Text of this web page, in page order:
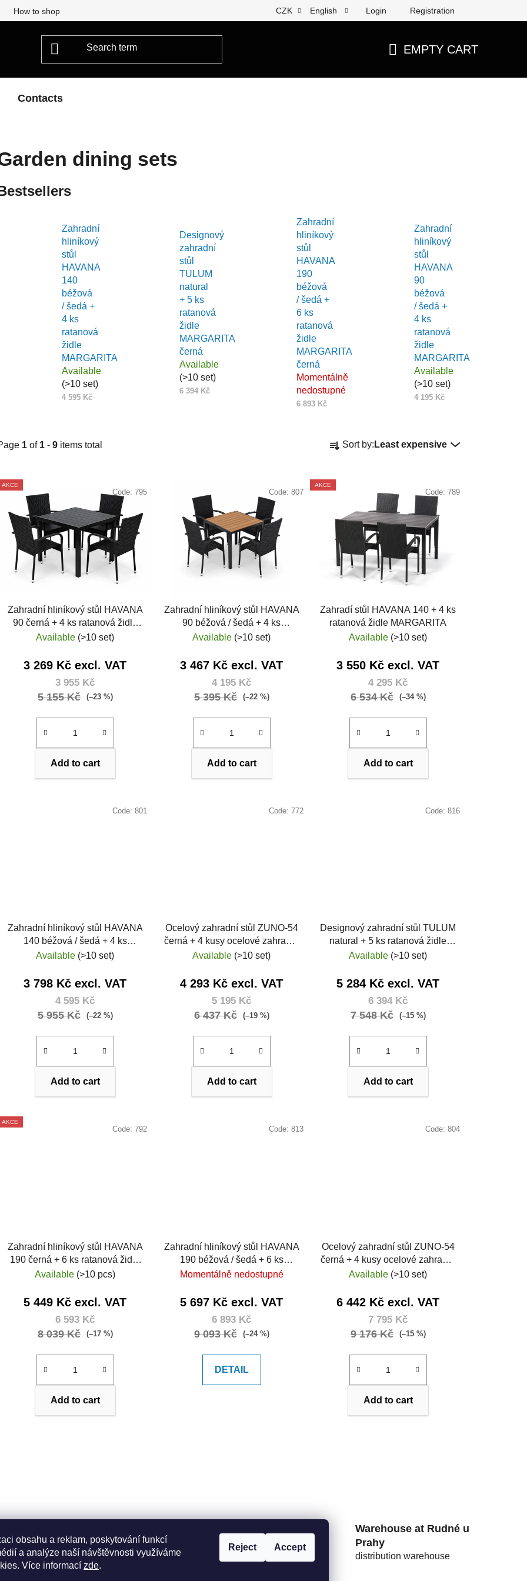
obsahu a reklam, poskytování funkcí
a analýze naší návštěvnosti využíváme
Více informací zde.
Reject Accept
How to shop CZK English Login Registration
EMPTY CART
Contacts
dining sets
Zahradní
hliníkový
stůl
HAVANA
140
béžová
/ šedá +
4 ks
ratanová
židle
MARGARITA
Available
(>10 set)
4 595 Kč
Designový
zahradní
stůl
TULUM
natural
+ 5 ks
ratanová
židle
MARGARITA
černá
Available
(>10 set)
6 394 Kč
Zahradní
hliníkový
stůl
HAVANA
190
béžová
/ šedá +
6 ks
ratanová
židle
MARGARITA
černá
Momentálně
nedostupné
6 893 Kč
Zahradní
hliníkový
stůl
HAVANA
90
béžová
/ šedá +
4 ks
ratanová
židle
MARGARITA
Available
(>10 set)
4 195 Kč
1 of 1 - 9 items total
r
d
s
o
i
n
Sort by: Least expensive
AKCE
Zahradní hliníkový stůl HAVANA
90 černá + 4 ks ratanová židle
MARGARITA
Available (>10 set)
3 269 Kč excl. VAT
3 955 Kč
5 155 Kč (–23 %)
Add to cart
Code: 795
Zahradní hliníkový stůl HAVANA
90 béžová / šedá + 4 ks
ratanová židle MARGARITA
Available (>10 set)
3 467 Kč excl. VAT
4 195 Kč
5 395 Kč (–22 %)
Add to cart
Code: 807
AKCE
Zahradí stůl HAVANA 140 + 4 ks
ratanová židle MARGARITA
Available (>10 set)
3 550 Kč excl. VAT
4 295 Kč
6 534 Kč (–34 %)
Add to cart
Code: 789
Zahradní hliníkový stůl HAVANA
140 béžová / šedá + 4 ks
ratanová židle MARGARITA
Available (>10 set)
3 798 Kč excl. VAT
4 595 Kč
5 955 Kč (–22 %)
Add to cart
Code: 801
Ocelový zahradní stůl ZUNO-54
černá + 4 kusy ocelové zahradní
křeslo ZUNO-31 černá
Available (>10 set)
4 293 Kč excl. VAT
5 195 Kč
6 437 Kč (–19 %)
Add to cart
Code: 772
Designový zahradní stůl TULUM
natural + 5 ks ratanová židle
MARGARITA černá
Available (>10 set)
5 284 Kč excl. VAT
6 394 Kč
7 548 Kč (–15 %)
Add to cart
Code: 816
AKCE
Zahradní hliníkový stůl HAVANA
190 černá + 6 ks ratanová židle
MARGARITA
Available (>10 pcs)
5 449 Kč excl. VAT
6 593 Kč
8 039 Kč (–17 %)
Add to cart
Code: 792
Zahradní hliníkový stůl HAVANA
190 béžová / šedá + 6 ks
ratanová židle MARGARITA
Momentálně nedostupné
5 697 Kč excl. VAT
6 893 Kč
9 093 Kč (–24 %)
DETAIL
Code: 813
Ocelový zahradní stůl ZUNO-54
černá + 4 kusy ocelové zahradní
křeslo ZUNO-38 černá
Available (>10 set)
6 442 Kč excl. VAT
7 795 Kč
9 176 Kč (–15 %)
Add to cart
Code: 804
n
o
n
Shipping twice a week
na jakékoliv místo
Warehouse at Rudné u
Prahy
distribution warehouse